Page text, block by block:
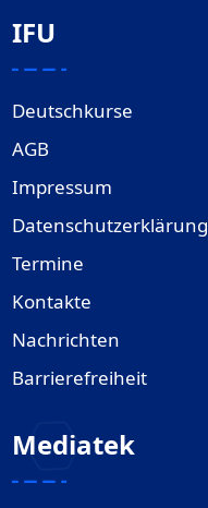
IFU
Deutschkurse
AGB
Impressum
Datenschutzerklärung
Termine
Kontakte
Nachrichten
Barrierefreiheit
Mediatek